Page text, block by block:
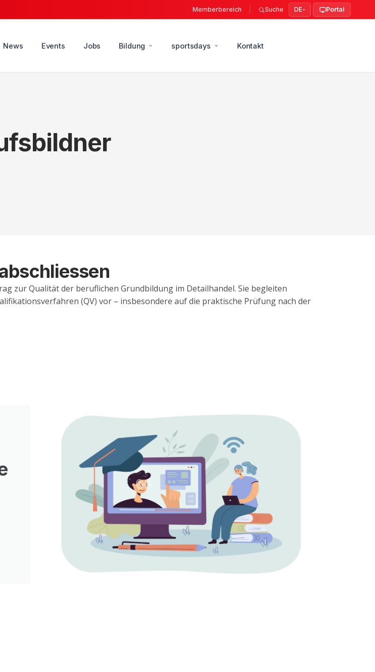
Memberbereich Suche DE Portal
News Events Jobs Bildung sportsdays Kontakt
zur Qualität der beruflichen Grundbildung im Detailhandel. Sie begleiten
(QV) vor – insbesondere auf die praktische Prüfung nach der